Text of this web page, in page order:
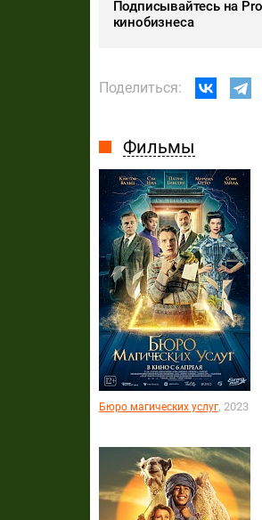
Подписывайтесь на
кинобизнеса
Поделиться:
Фильмы
Бюро магических услуг, 2023